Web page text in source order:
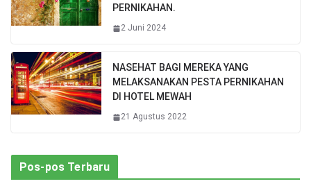
PERNIKAHAN.
2 Juni 2024
NASEHAT BAGI MEREKA YANG
MELAKSANAKAN PESTA PERNIKAHAN
DI HOTEL MEWAH
21 Agustus 2022
Pos-pos Terbaru